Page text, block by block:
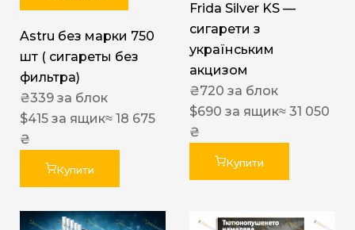
Astru без марки 750
шт ( сигареты без
фильтра)
₴339 за блок
$415 за ящик≈ 18 675
₴
Купити
Frida Silver KS —
сигарети з
українським
акцизом
₴720 за блок
$690 за ящик≈ 31 050
₴
Купити